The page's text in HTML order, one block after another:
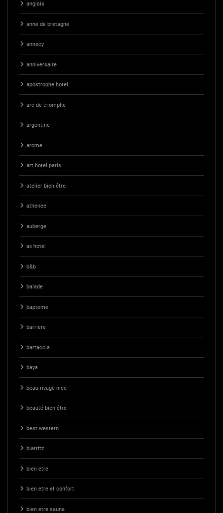
anglais
anne de bretagne
annecy
anniversaire
apostrophe hotel
arc de triomphe
argentine
arome
art hotel paris
atelier bien être
athenee
auberge
ax hotel
b&b
balade
bapteme
barriere
bartaccia
baya
beau rivage nice
beauté bien être
best western
biarritz
bien etre
bien etre et confort
bien etre sauna